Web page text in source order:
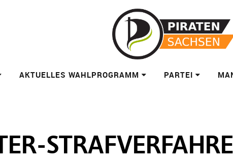
AKTUELLES WAHLPROGRAMM PARTEI